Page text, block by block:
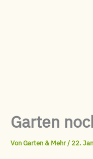
Garten
VonGarten & Mehr/ 22.